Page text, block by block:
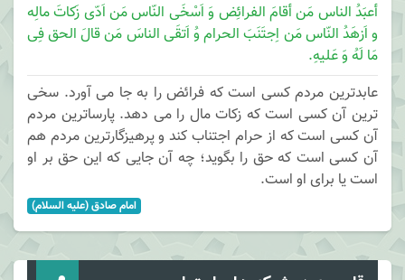
أعبَدُ الناس مَن أقامَ الفرائِض وَ اَسْخَی النّاس مَن اَدّی زَکاتَ مالِه
و اَزهَدُ النّاس مَن اِجتَنَبَ الحرام وُ اَتقَی الناسَ مَن قالَ الحق فِی
مَا لَهُ وَ عَلیهِ.
عابدترین مردم کسی است که فرائض را به جا می آورد. سخی
ترین آن کسی است که زکات مال را می دهد. پارساترین مردم
آن کسی است که از حرام اجتناب کند و پرهیزگارترین مردم هم
آن کسی است که حق را بگوید؛ چه آن جایی که این حق بر او
است یا برای او است.
امام صادق (علیه السلام)